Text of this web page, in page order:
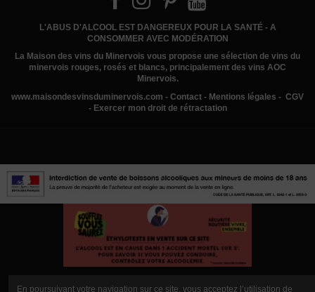
L'ABUS D'ALCOOL EST DANGEREUX POUR LA SANTÉ - A
CONSOMMER AVEC MODÉRATION
La Maison des vins du Minervois vous propose une sélection de vins du
minervois rouges, rosés et blancs, principalement des vins AOC
Minervois.
www.maisondesvinsduminervois.com - Contact - Mentions légales - CGV
- Exercer mon droit de rétractation
En poursuivant votre navigation sur ce site, vous acceptez l’utilisation de